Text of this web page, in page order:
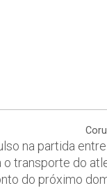
na partida
o transporte do
do próximo